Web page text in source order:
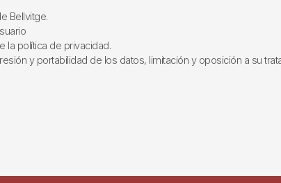
Bellvitge.
la política de privacidad.
y portabilidad de los datos, limitación y oposición a su